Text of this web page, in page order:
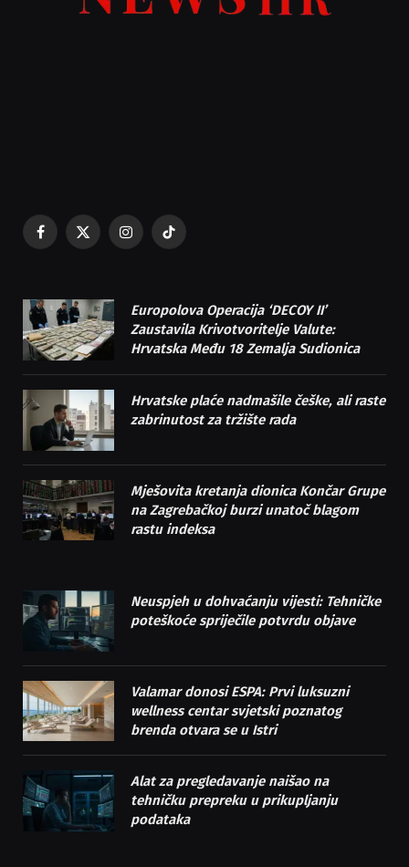
Facebook
X
InstagramTikTok
Europolova Operacija ‘DECOY II’
Zaustavila Krivotvoritelje Valute:
Hrvatska Među 18 Zemalja Sudionica
Hrvatske plaće nadmašile češke, ali raste
zabrinutost za tržište rada
Mješovita kretanja dionica Končar Grupe
na Zagrebačkoj burzi unatoč blagom
rastu indeksa
Neuspjeh u dohvaćanju vijesti: Tehničke
poteškoće spriječile potvrdu objave
Valamar donosi ESPA: Prvi luksuzni
wellness centar svjetski poznatog
brenda otvara se u Istri
Alat za pregledavanje naišao na
tehničku prepreku u prikupljanju
podataka